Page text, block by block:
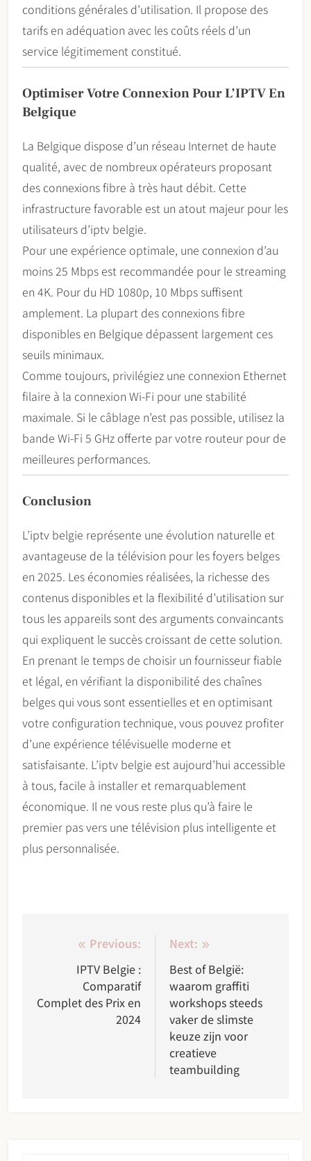
conditions générales d’utilisation. Il propose des
tarifs en adéquation avec les coûts réels d’un
service légitimement constitué.
Optimiser Votre Connexion Pour L’IPTV En
Belgique
La Belgique dispose d’un réseau Internet de haute
qualité, avec de nombreux opérateurs proposant
des connexions fibre à très haut débit. Cette
infrastructure favorable est un atout majeur pour les
utilisateurs d’iptv belgie.
Pour une expérience optimale, une connexion d’au
moins 25 Mbps est recommandée pour le streaming
en 4K. Pour du HD 1080p, 10 Mbps suffisent
amplement. La plupart des connexions fibre
disponibles en Belgique dépassent largement ces
seuils minimaux.
Comme toujours, privilégiez une connexion Ethernet
filaire à la connexion Wi-Fi pour une stabilité
maximale. Si le câblage n’est pas possible, utilisez la
bande Wi-Fi 5 GHz offerte par votre routeur pour de
meilleures performances.
Conclusion
L’iptv belgie représente une évolution naturelle et
avantageuse de la télévision pour les foyers belges
en 2025. Les économies réalisées, la richesse des
contenus disponibles et la flexibilité d’utilisation sur
tous les appareils sont des arguments convaincants
qui expliquent le succès croissant de cette solution.
En prenant le temps de choisir un fournisseur fiable
et légal, en vérifiant la disponibilité des chaînes
belges qui vous sont essentielles et en optimisant
votre configuration technique, vous pouvez profiter
d’une expérience télévisuelle moderne et
satisfaisante. L’iptv belgie est aujourd’hui accessible
à tous, facile à installer et remarquablement
économique. Il ne vous reste plus qu’à faire le
premier pas vers une télévision plus intelligente et
plus personnalisée.
navigation
Previous:
IPTV Belgie :
Comparatif
Complet des Prix en
2024
Next:
Best of België:
waarom graffiti
workshops steeds
vaker de slimste
keuze zijn voor
creatieve
teambuilding